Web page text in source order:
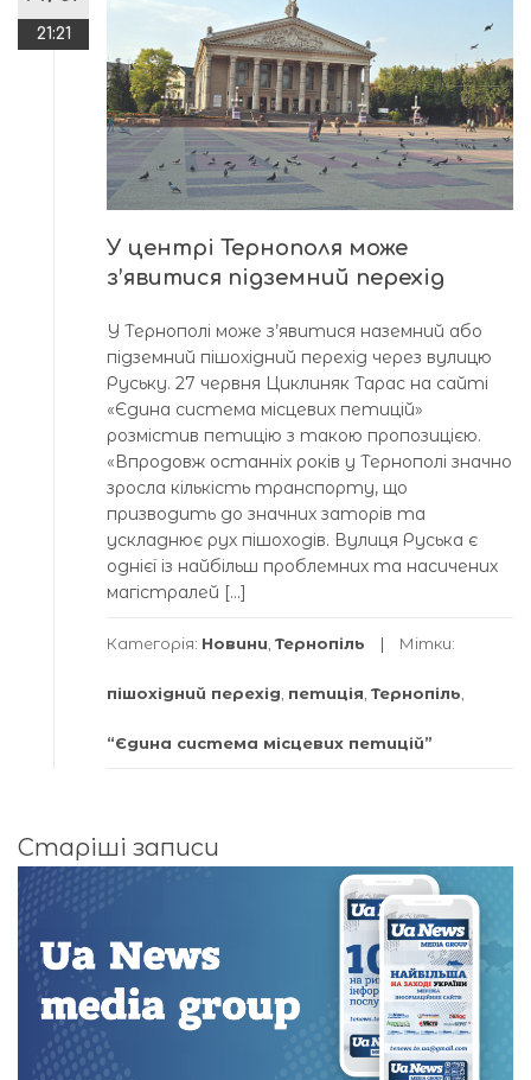
21:21
У центрі Тернополя може
з’явитися підземний перехід
У Тернополі може з’явитися наземний або
підземний пішохідний перехід через вулицю
Руську. 27 червня Циклиняк Тарас на сайті
«Єдина система місцевих петицій»
розмістив петицію з такою пропозицією.
«Впродовж останніх років у Тернополі значно
зросла кількість транспорту, що
призводить до значних заторів та
ускладнює рух пішоходів. Вулиця Руська є
однієї із найбільш проблемних та насичених
магістралей […]
Категорія: Новини Тернопіль Мітки:
пішохідний перехід петиція Тернопіль
“Єдина система місцевих петицій”
Навігація
за
Старіші записи